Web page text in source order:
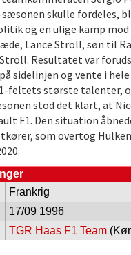
skulle fordeles,
og en ulige kamp
Lance Stroll, søn til
Stroll. Resultatet var
sidelinjen og vente i hele
feltets største talenter,
stod det klart, at
F1. Den situation
som overtog
Frankrig
17/09 1996
TGR Haas F1 Team